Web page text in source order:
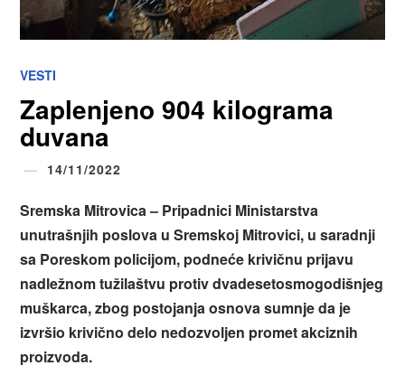
VESTI
Zaplenjeno 904 kilograma
duvana
14/11/2022
Sremska Mitrovica – Pripadnici Ministarstva
unutrašnjih poslova u Sremskoj Mitrovici, u saradnji
sa Poreskom policijom, podneće krivičnu prijavu
nadležnom tužilaštvu protiv dvadesetosmogodišnjeg
muškarca, zbog postojanja osnova sumnje da je
izvršio krivično delo nedozvoljen promet akciznih
proizvoda.